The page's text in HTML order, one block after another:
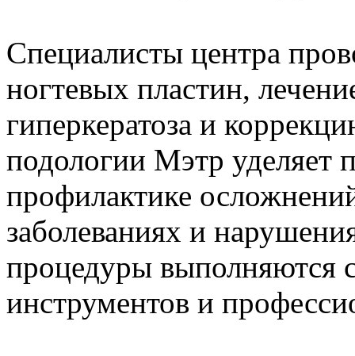
Специалисты центра
ногтевых пластин,
гиперкератоза и
подологии Мэтр уделяет
профилактике
заболеваниях и
процедуры выполняются
инструментов и